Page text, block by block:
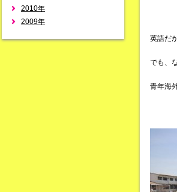
2010年
2009年
英語だ
でも、
青年海